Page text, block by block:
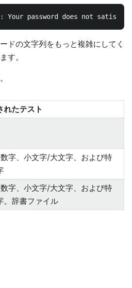
ドの文字列をもっと複雑にしてく
す。
れたテスト
字、小文字/大文字、および特
字、小文字/大文字、および特
。辞書ファイル